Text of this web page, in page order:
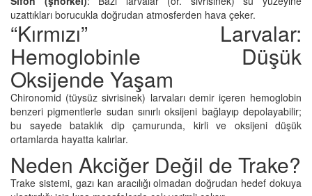
uzattıkları borucukla doğrudan atmosferden hava çeker.
“Kırmızı” Larvalar:
Hemoglobinle Düşük
Oksijende Yaşam
Chironomid (tüysüz sivrisinek) larvaları demir içeren hemoglobin
benzeri pigmentlerle sudan sınırlı oksijeni bağlayıp depolayabilir;
bu sayede bataklık dip çamurunda, kirli ve oksijeni düşük
ortamlarda hayatta kalırlar.
Neden Akciğer Değil de Trake?
Trake sistemi, gazı kan aracılığı olmadan doğrudan hedef dokuya